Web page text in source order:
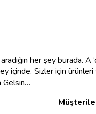
her şey burada.
içinde. Sizler için
Gelsin…